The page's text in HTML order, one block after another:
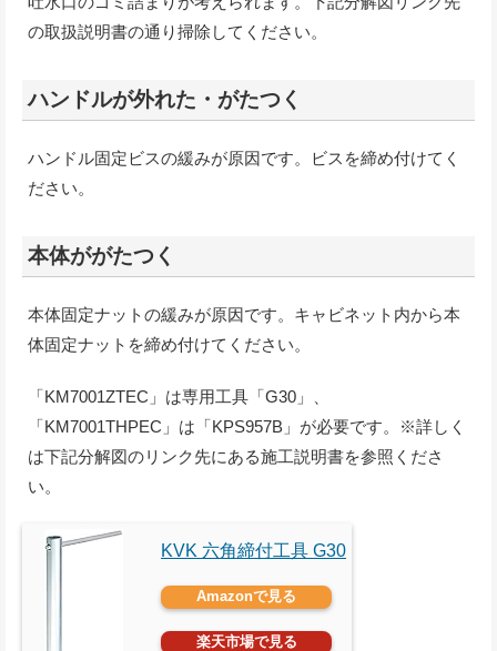
の取扱説明書の通り掃除してください。
ハンドルが外れた・がたつく
ハンドル固定ビスの緩みが原因です。ビスを締め付けてく
ださい。
本体ががたつく
本体固定ナットの緩みが原因です。キャビネット内から本
体固定ナットを締め付けてください。
「KM7001ZTEC」は専用工具「G30」、
「KM7001THPEC」は「KPS957B」が必要です。※詳しく
は下記分解図のリンク先にある施工説明書を参照くださ
い。
KVK 六角締付工具 G30
Amazonで見る
楽天市場で見る